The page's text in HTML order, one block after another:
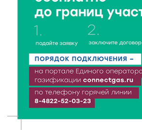
Без прав и лицензий: итоги проверки
Твери
7 Авг 2026 16:02 254
Сладкая программа в Твери:
рассказ о жизни пчёл
7 Авг 2026 15:41 141